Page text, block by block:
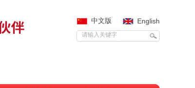
English
中文版